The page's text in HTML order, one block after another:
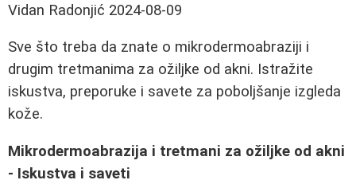
Vidan Radonjić 2024-08-09
Sve što treba da znate o mikrodermoabraziji i
drugim tretmanima za ožiljke od akni. Istražite
iskustva, preporuke i savete za poboljšanje izgleda
kože.
Mikrodermoabrazija i tretmani za ožiljke od akni
- Iskustva i saveti